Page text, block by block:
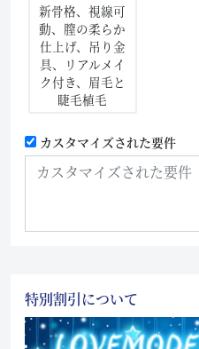
新骨格、視線可
動、膣の柔らか
仕上げ、吊り金
具、リアルメイ
ク付き、眉毛と
睫毛植毛
カスタマイズされた要件
特別割引について